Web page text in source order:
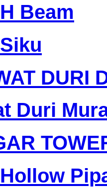
Beam
DURI
Duri